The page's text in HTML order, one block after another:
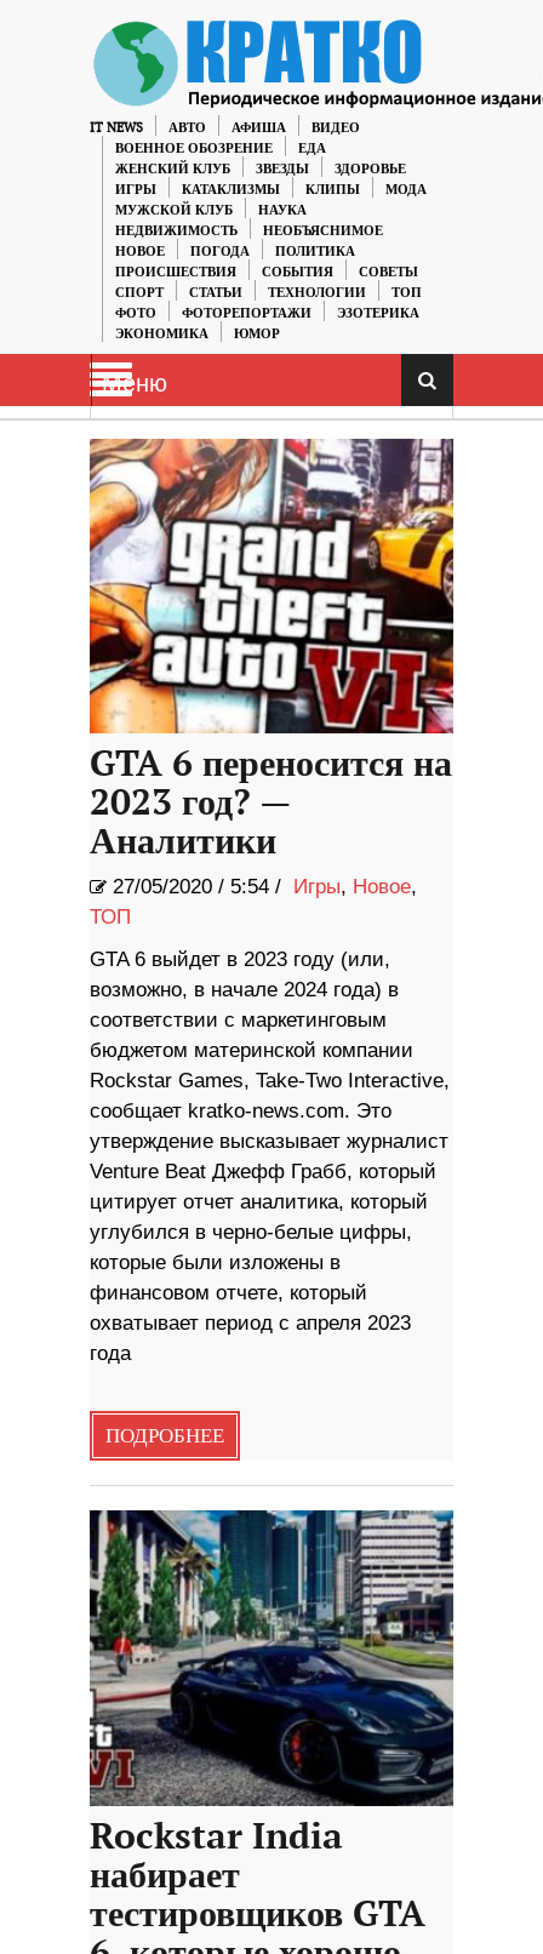
IT NEWS АВТО АФИША
ВИДЕО
ВОЕННОЕ ОБОЗРЕНИЕ
ЕДА
ЖЕНСКИЙ КЛУБ
ЗВЕЗДЫ
ЗДОРОВЬЕ
ИГРЫ
КАТАКЛИЗМЫ КЛИПЫ
МОДА
МУЖСКОЙ КЛУБ
НАУКА
НЕДВИЖИМОСТЬ
НЕОБЪЯСНИМОЕ
НОВОЕ
ПОГОДА
ПОЛИТИКА
ПРОИСШЕСТВИЯ
СОБЫТИЯ
СОВЕТЫ
СПОРТ
СТАТЬИ ТЕХНОЛОГИИ
ТОП
ФОТО
ФОТОРЕПОРТАЖИ
ЭЗОТЕРИКА
ЭКОНОМИКА
ЮМОР
Меню
GTA 6 переносится на
2023 год? —
Аналитики
27/05/2020 / 5:54 / Игры, Новое,
ТОП
GTA 6 выйдет в 2023 году (или,
возможно, в начале 2024 года) в
соответствии с маркетинговым
бюджетом материнской компании
Rockstar Games, Take-Two Interactive,
сообщает kratko-news.com. Это
утверждение высказывает журналист
Venture Beat Джефф Грабб, который
цитирует отчет аналитика, который
углубился в черно-белые цифры,
которые были изложены в
финансовом отчете, который
охватывает период с апреля 2023
года
ПОДРОБНЕЕ
Rockstar India
набирает
тестировщиков GTA